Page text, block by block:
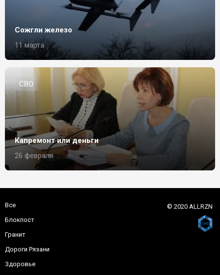
Сожгли железо
11 марта
СВО
Капремонт или деньги
26 февраля
Все
Блокпост
Гранит
Дороги Рязани
Здоровье
© 2020 ALLRZN